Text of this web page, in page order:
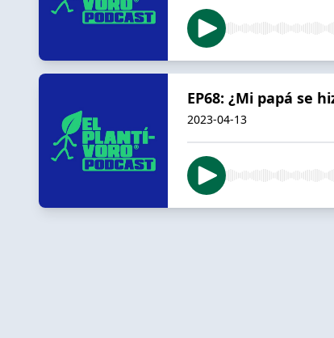
EP68: ¿Mi papá se
2023-04-13